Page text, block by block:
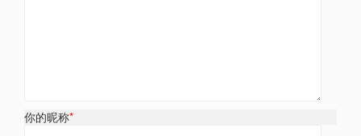
你的昵称*